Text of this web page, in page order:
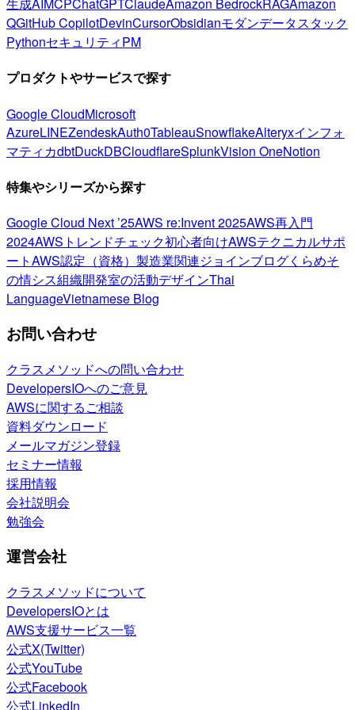
生成AI MCPChatGPTClaudeAmazon BedrockRAGAmazon
QGitHub CopilotDevinCursorObsidianモダンデータスタック
PythonセキュリティPM
プロダクトやサービスで探す
Google CloudMicrosoft
AzureLINEZendeskAuth0TableauSnowflakeAlteryxインフォ
マティカdbtDuckDBCloudflareSplunkVision OneNotion
特集やシリーズから探す
Google Cloud Next ’25AWS re:Invent 2025AWS再入門
2024AWSトレンドチェック初心者向けAWSテクニカルサポ
ートAWS認定（資格） 製造業関連ジョインブログくらめそ
の情シス組織開発室の活動デザインThai
LanguageVietnamese Blog
お問い合わせ
クラスメソッドへの問い合わせ
DevelopersIOへのご意見
AWSに関するご相談
資料ダウンロード
メールマガジン登録
セミナー情報
採用情報
会社説明会
勉強会
運営会社
クラスメソッドについて
DevelopersIOとは
AWS支援サービス一覧
公式X(Twitter)
公式YouTube
公式Facebook
公式LinkedIn